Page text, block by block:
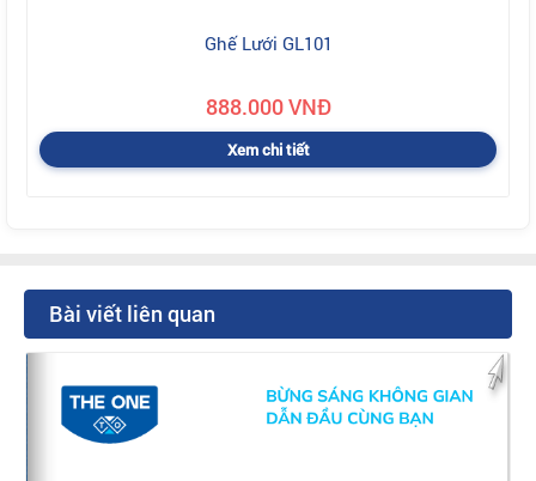
Ghế Lưới GL101
888.000 VNĐ
Xem chi tiết
Bài viết liên quan